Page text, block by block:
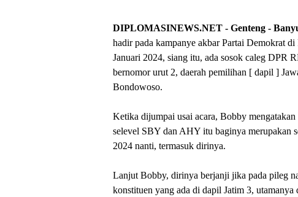
DIPLOMASINEWS.NET - Genteng -
hadir pada kampanye akbar Partai Demokrat
Januari 2024, siang itu, ada sosok caleg DPR
bernomor urut 2, daerah pemilihan [ dapil ]
Bondowoso.
Ketika dijumpai usai acara, Bobby
selevel SBY dan AHY itu baginya merupakan
2024 nanti, termasuk dirinya.
Lanjut Bobby, dirinya berjanji jika pada pileg
konstituen yang ada di dapil Jatim 3,